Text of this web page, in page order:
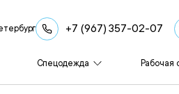
+7 (967) 357-02-07
Спецодежда Рабочая